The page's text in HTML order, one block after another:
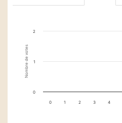
Nombre de votes
0 1 2 3 4
0
1
2